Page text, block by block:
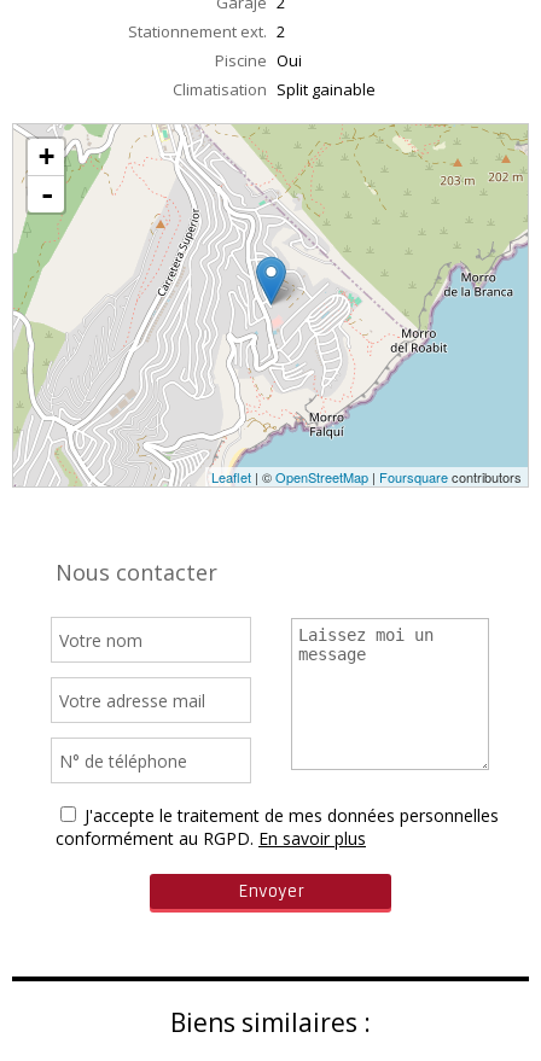
Biens similaires :
Stationnement ext. 2
Piscine Oui
Climatisation Split gainable
+
-
Leaflet | ©OpenStreetMap | Foursquarecontributors
Nous contacter
J'accepte le traitement de mes données personnelles
conformément au RGPD. En savoir plus